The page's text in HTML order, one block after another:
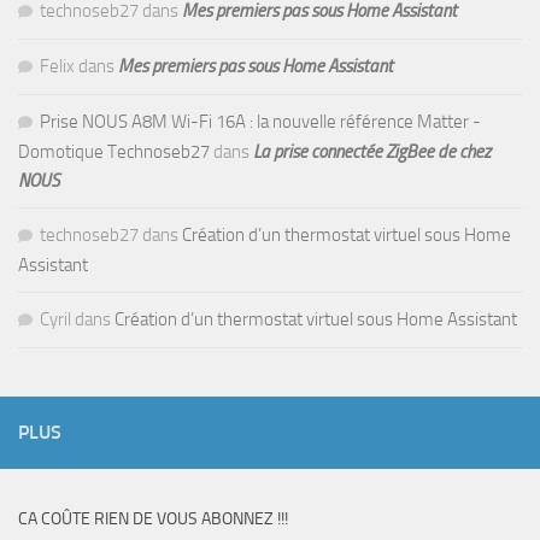
technoseb27 dans Mes premiers pas sous Home Assistant
Felix dans Mes premiers pas sous Home Assistant
Prise NOUS A8M Wi-Fi 16A : la nouvelle référence Matter -
Domotique Technoseb27 dans La prise connectée ZigBee de chez
NOUS
technoseb27 dans Création d’un thermostat virtuel sous Home
Assistant
Cyril dans Création d’un thermostat virtuel sous Home Assistant
PLUS
CA COÛTE RIEN DE VOUS ABONNEZ !!!